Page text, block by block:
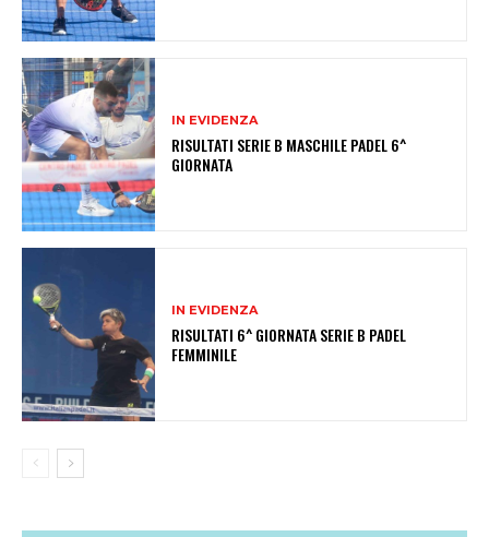
IN EVIDENZA
RISULTATI SERIE B MASCHILE PADEL 6^
GIORNATA
IN EVIDENZA
RISULTATI 6^ GIORNATA SERIE B PADEL
FEMMINILE